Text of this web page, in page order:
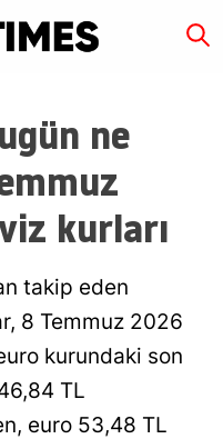
ne
kurları
takip eden
8 Temmuz 2026
kurundaki son
TL
euro 53,48 TL